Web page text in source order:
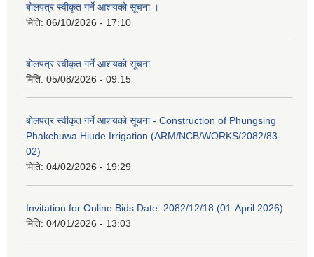
बोलपत्र स्वीकृत गर्ने आशयको सूचना ।
मिति: 06/10/2026 - 17:10
बोलपत्र स्वीकृत गर्ने आशयको सूचना
मिति: 05/08/2026 - 09:15
बोलपत्र स्वीकृत गर्ने आशयको सूचना - Construction of Phungsing
Phakchuwa Hiude Irrigation (ARM/NCB/WORKS/2082/83-
02)
मिति: 04/02/2026 - 19:29
Invitation for Online Bids Date: 2082/12/18 (01-April 2026)
मिति: 04/01/2026 - 13:03